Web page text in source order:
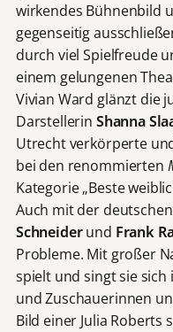
wirkendes Bühnenbild
gegenseitig
durch viel Spielfreude
einem gelungenen
Vivian Ward glänzt die
Darstellerin Shanna
Utrecht verkörperte
bei den renommierten
Kategorie „Beste
Auch mit der
Schneiderund Frank
Probleme. Mit großer
spielt und singt sie
und Zuschauerinnen
Bild einer Julia Roberts